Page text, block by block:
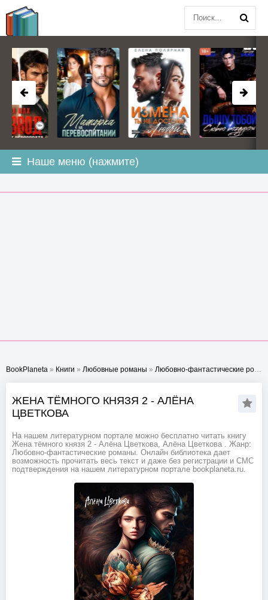
Наше меню (нажмите)
BookPlaneta » Книги » Любовные романы » Любовно-фантастические романы
ЖЕНА ТЁМНОГО КНЯЗЯ 2 - АЛЁНА
ЦВЕТКОВА
На нашем литературном портале можно бесплатно читать книгу
Жена тёмного князя 2 - Алёна Цветкова, Алёна Цветкова . Жанр:
Любовно-фантастические романы. Онлайн библиотека дает
возможность прочитать весь текст и даже без регистрации и СМС
подтверждения на нашем литературном портале bookplaneta.ru.
BOOK PLANETA .COM